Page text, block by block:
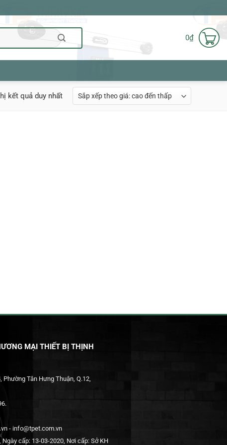
0₫
kết quả duy nhất
MẠI THIẾT BỊ THỊNH
Tân Hưng Thuận, Q.12,
- info@tpet.com.vn
cấp: 13-03-2020, Nơi cấp: Sở KH